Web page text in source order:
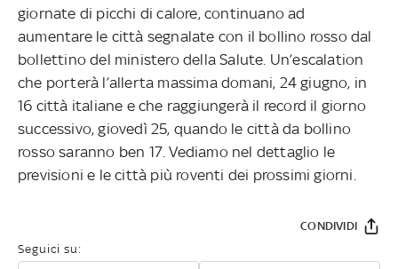
giornate di picchi di calore, continuano ad
aumentare le città segnalate con il bollino rosso dal
bollettino del ministero della Salute. Un’escalation
che porterà l’allerta massima domani, 24 giugno, in
16 città italiane e che raggiungerà il record il giorno
successivo, giovedì 25, quando le città da bollino
rosso saranno ben 17. Vediamo nel dettaglio le
previsioni e le città più roventi dei prossimi giorni.
Seguici su:
CONDIVIDI